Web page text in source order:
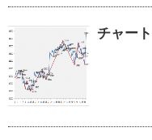
チャー